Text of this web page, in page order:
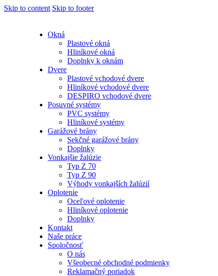
Skip to content Skip to footer
Okná
Plastové okná
Hliníkové okná
Doplnky k oknám
Dvere
Plastové vchodové dvere
Hliníkové vchodové dvere
DESPIRO vchodové dvere
Posuvné systémy
PVC systémy
Hliníkové systémy
Garážové brány
Sekčné garážové brány
Doplnky
Vonkajšie žalúzie
Typ Z 70
Typ Z 90
Výhody vonkajších žalúzií
Oplotenie
Oceľové oplotenie
Hliníkové oplotenie
Doplnky
Kontakt
Naše práce
Spoločnosť
O nás
Všeobecné obchodné podmienky
Reklamačný poriadok